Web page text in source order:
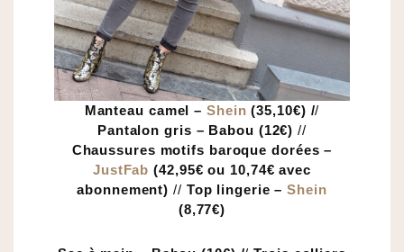
Manteau camel –Shein (35,10€) //
Pantalon gris – Babou (12€)//
Chaussures motifs baroque dorées –
JustFab(42,95€ ou 10,74€ avec
abonnement)// Top lingerie –Shein
(8,77€)